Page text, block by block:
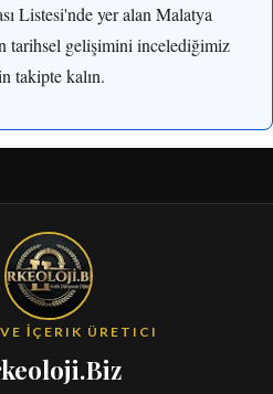
Listesi'nde yer alan Malatya
tarihsel gelişimini incelediğimiz
takipte kalın.
İÇERIK ÜRETICI